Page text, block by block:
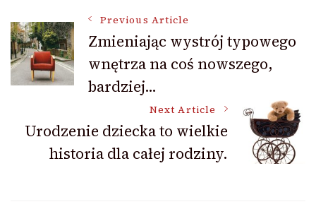
Post
Navigation
Previous Article
Zmieniając wystrój typowego
wnętrza na coś nowszego,
bardziej…
Next Article
Urodzenie dziecka to wielkie
historia dla całej rodziny.